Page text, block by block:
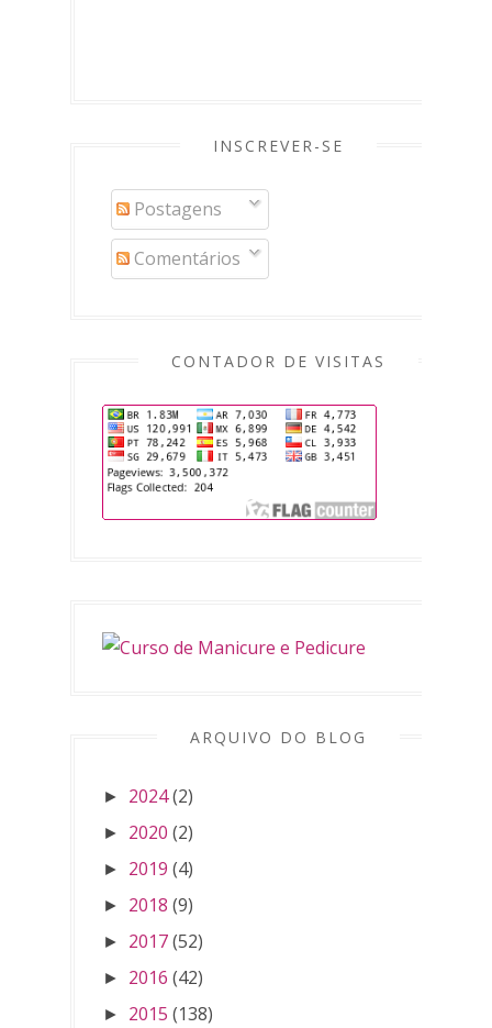
INSCREVER-SE
Postagens
Comentários
CONTADOR DE VISITAS
ARQUIVO DO BLOG
► 2024(2)
► 2020 (2)
► 2019 (4)
► 2018 (9)
► 2017(52)
► 2016 (42)
► 2015 (138)